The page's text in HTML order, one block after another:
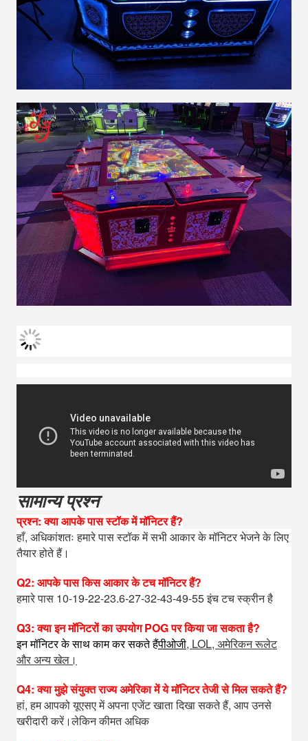
सामान्य प्रश्न
प्रश्न: क्या आपके पास स्टॉक में मॉनिटर हैं?
हाँ, अधिकांशतः हमारे पास स्टॉक में सभी आकार के मॉनिटर भेजने के लिए
तैयार होते हैं।
Q2: आपके पास किस आकार के टच मॉनिटर हैं?
हमारे पास 10-19-22-23.6-27-32-43-49-55 इंच टच स्क्रीन है
Q3: क्या इन मॉनिटरों का उपयोग POG पर किया जा सकता है?
इन मॉनिटर के साथ काम कर सकते हैंपीओजी, LOL, अमेरिकन रूलेट
और अन्य खेल।
Q4: क्या मुझे संयुक्त राज्य अमेरिका में ये मॉनिटर तेजी से मिल सकते हैं?
हां, हम आपको यूएसए में अपना एजेंट खाता दिखा सकते हैं, आप उनसे
खरीदारी करें।लेकिन कीमत अधिक